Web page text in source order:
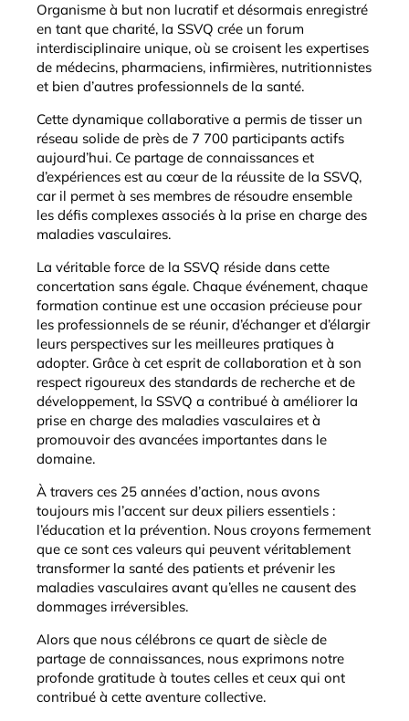
Organisme à but non lucratif et désormais enregistré
en tant que charité, la SSVQ crée un forum
interdisciplinaire unique, où se croisent les expertises
de médecins, pharmaciens, infirmières, nutritionnistes
et bien d’autres professionnels de la santé.
Cette dynamique collaborative a permis de tisser un
réseau solide de près de 7 700 participants actifs
aujourd’hui. Ce partage de connaissances et
d’expériences est au cœur de la réussite de la SSVQ,
car il permet à ses membres de résoudre ensemble
les défis complexes associés à la prise en charge des
maladies vasculaires.
La véritable force de la SSVQ réside dans cette
concertation sans égale. Chaque événement, chaque
formation continue est une occasion précieuse pour
les professionnels de se réunir, d’échanger et d’élargir
leurs perspectives sur les meilleures pratiques à
adopter. Grâce à cet esprit de collaboration et à son
respect rigoureux des standards de recherche et de
développement, la SSVQ a contribué à améliorer la
prise en charge des maladies vasculaires et à
promouvoir des avancées importantes dans le
domaine.
À travers ces 25 années d’action, nous avons
toujours mis l’accent sur deux piliers essentiels :
l’éducation et la prévention. Nous croyons fermement
que ce sont ces valeurs qui peuvent véritablement
transformer la santé des patients et prévenir les
maladies vasculaires avant qu’elles ne causent des
dommages irréversibles.
Alors que nous célébrons ce quart de siècle de
partage de connaissances, nous exprimons notre
profonde gratitude à toutes celles et ceux qui ont
contribué à cette aventure collective.